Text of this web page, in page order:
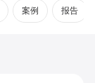
案例 报告